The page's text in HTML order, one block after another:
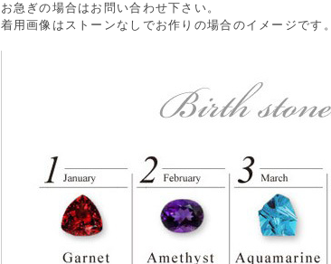
お急ぎの場合はお問い合わせ下さい。
着用画像はストーンなしでお作りの場合のイメージです。